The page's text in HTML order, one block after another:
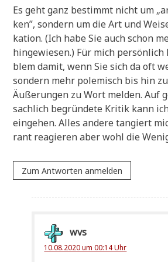
Es geht ganz bestimmt nicht um
ken”, son­dern um die Art und
ka­ti­on. (Ich habe Sie auch schon
hin­ge­wie­sen.) Für mich
blem damit, wenn Sie sich da oft
son­dern mehr pole­misch bis hin
Äuße­run­gen zu Wort mel­den. Auf
sach­lich begrün­de­te Kri­tik kann
ein­ge­hen. Alles ande­re tan­giert
rant reagie­ren aber wohl die
Zum Antworten anmelden
wvs
10.08.2020 um 00:14 Uhr